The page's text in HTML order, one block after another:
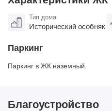
Тип дома
Исторический особняк
Паркинг
Паркинг в ЖК наземный.
Благоустройство